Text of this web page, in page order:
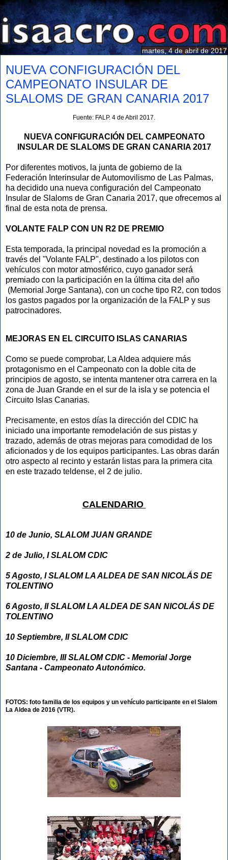
martes, 4 de abril de 2017
NUEVA CONFIGURACIÓN DEL
CAMPEONATO INSULAR DE
SLALOMS DE GRAN CANARIA 2017
Fuente: FALP. 4 de Abril 2017.​
NUEVA CONFIGURACIÓN DEL CAMPEONATO
INSULAR DE SLALOMS DE GRAN CANARIA 2017
Por diferentes motivos, la junta de gobierno de la
Federación Interinsular de Automovilismo de Las Palmas,
ha decidido una nueva configuración del Campeonato
Insular de Slaloms de Gran Canaria 2017, que ofrecemos al
final de esta nota de prensa.
VOLANTE FALP CON UN R2 DE PREMIO
Esta temporada, la principal novedad es la promoción a
través del "Volante FALP", destinado a los pilotos con
vehículos con motor atmosférico, cuyo ganador será
premiado con la participación en la última cita del año
(Memorial Jorge Santana), con un coche tipo R2, con todos
los gastos pagados por la organización de la FALP y sus
patrocinadores.
MEJORAS EN EL CIRCUITO ISLAS CANARIAS
Como se puede comprobar, La Aldea adquiere más
protagonismo en el Campeonato con la doble cita de
principios de agosto, se intenta mantener otra carrera en la
zona de Juan Grande en el sur de la isla y se potencia el
Circuito Islas Canarias.
Precisamente, en estos días la dirección del CDIC ha
iniciado una importante remodelación de sus pistas y
trazado, además de otras mejoras para comodidad de los
aficionados y de los equipos participantes. Las obras darán
otro aspecto al recinto y estarán listas para la primera cita
en este trazado teldense, el 2 de julio.
CALENDARIO
10 de Junio, SLALOM JUAN GRANDE
2 de Julio, I SLALOM CDIC
5 Agosto, I SLALOM LA ALDEA DE SAN NICOLÁS DE
TOLENTINO
6 Agosto, II SLALOM LA ALDEA DE SAN NICOLÁS DE
TOLENTINO
10 Septiembre, II SLALOM CDIC
10 Diciembre, III SLALOM CDIC - Memorial Jorge
Santana - Campeonato Autonómico.
FOTOS: foto familia de los equipos y un vehículo participante en el Slalom
La Aldea de 2016 (VTR).